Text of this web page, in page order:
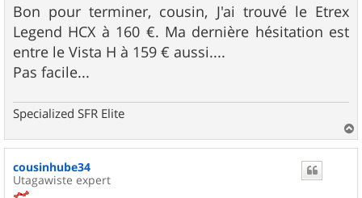
s
s
a
g
e
Bon pour terminer, cousin, J'ai trouvé le Etrex
Legend HCX à 160 €. Ma dernière hésitation est
entre le Vista H à 159 € aussi....
Pas facile...
Specialized SFR Elite
a
cousinhube34
Utagawiste expert